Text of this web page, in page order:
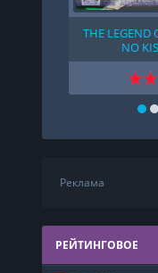
THE LEGEND
NO
Реклама
РЕЙТИНГОВОЕ